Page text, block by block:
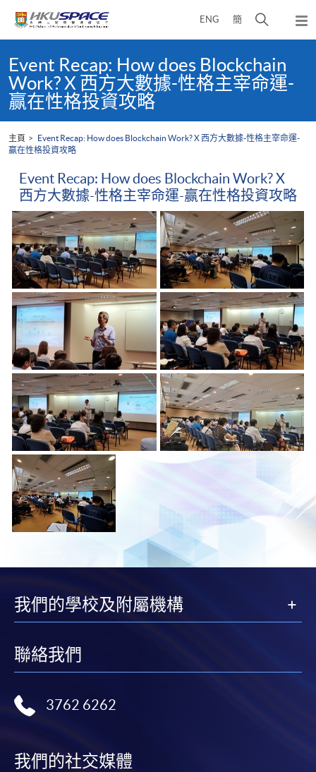
ENG 簡
開
尋
介
彈
出
content
startEvent Recap: How does Blockchain
Work? X 西方大數據-性格主宰命運-
赢在性格投資攻略
主頁
Event Recap: How does Blockchain Work? X 西方大數據-性格主宰命運-
赢在性格投資攻略
Event Recap: How does Blockchain Work? X
西方大數據-性格主宰命運-赢在性格投資攻略
我們的學校及附屬機構
聯絡我們
3762 6262
我們的社交媒體